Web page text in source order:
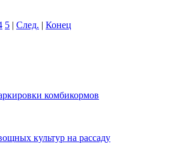
5 | След. | Конец
комбикормов
культур на рассаду